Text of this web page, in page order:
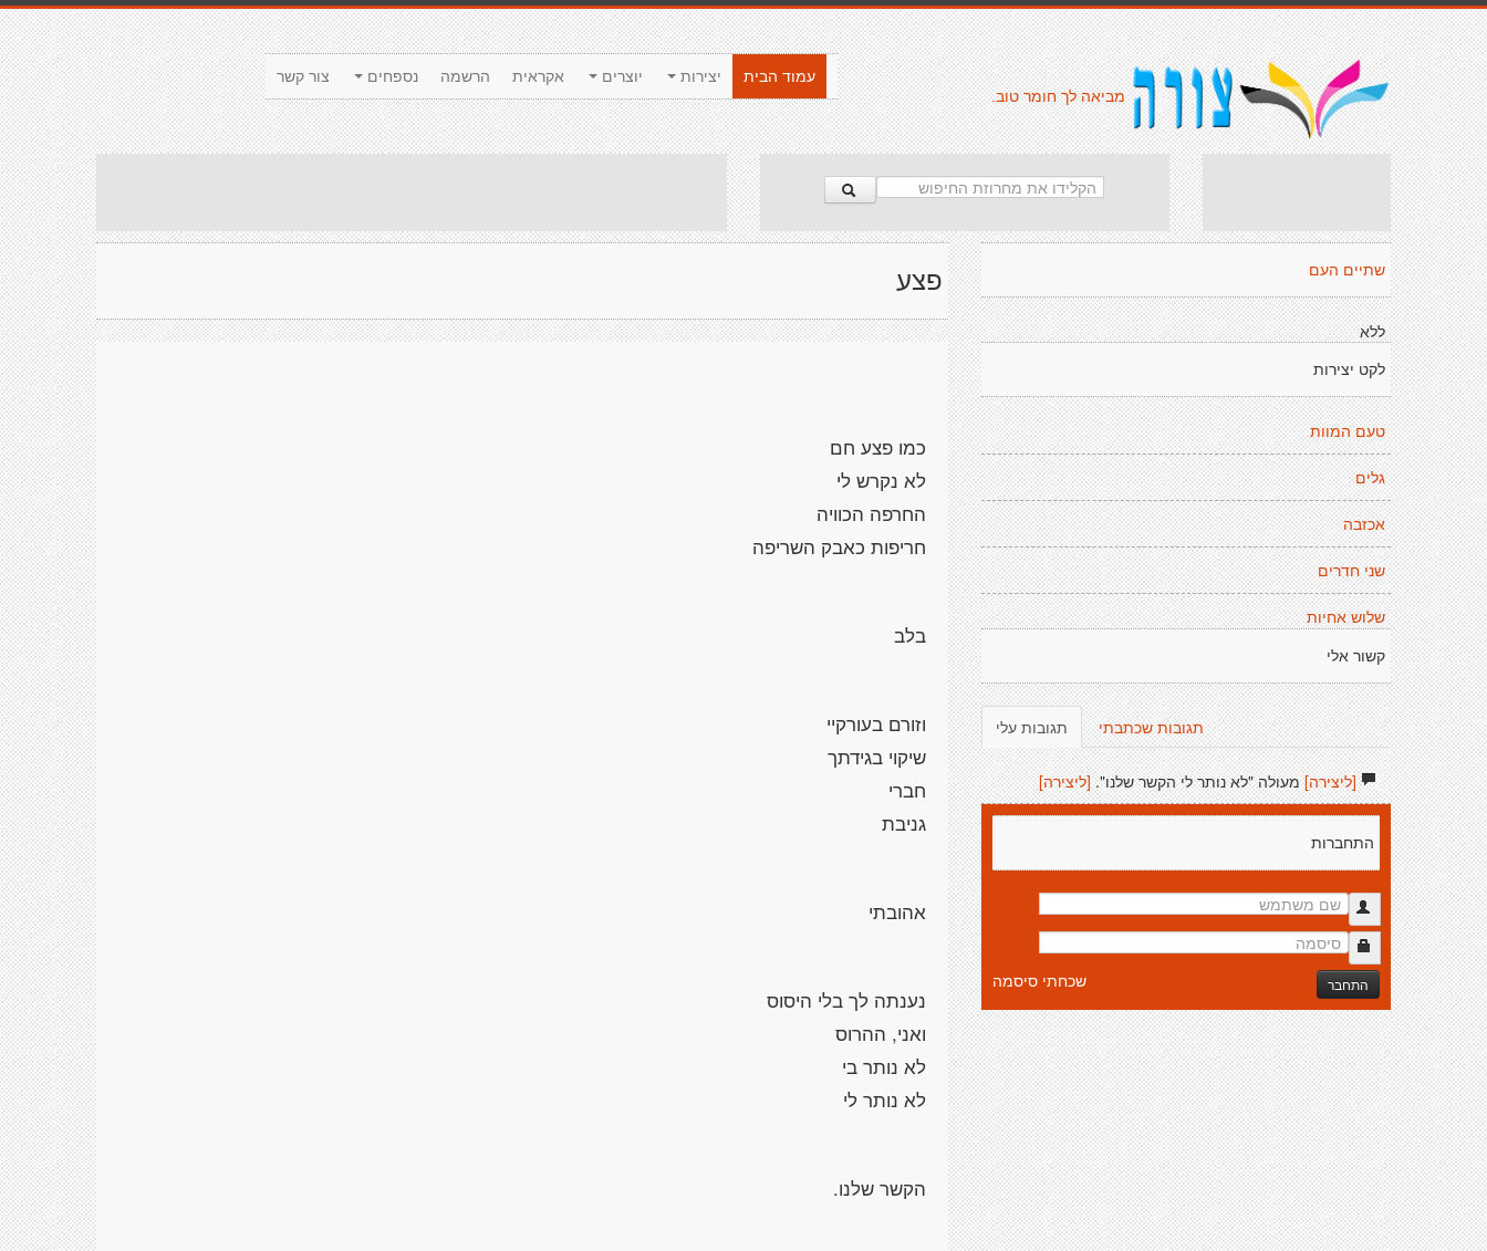
צור קשר נספחים הרשמה אקראית יוצרים יצירות
עמוד הבית
מביאה לך חומר טוב.
פצע
כמו פצע חם
לא נקרש לי
החרפה הכוויה
חריפות כאבק השריפה
בלב
וזורם בעורקיי
שיקוי בגידתך
חברי
גניבת
אהובתי
נענתה לך בלי היסוס
ואני, ההרוס
לא נותר בי
לא נותר לי
הקשר שלנו.
שתיים העם
ללא
לקט יצירות
טעם המוות
גלים
אכזבה
שני חדרים
שלוש אחיות
קשור אלי
תגובות עלי תגובות שכתבתי
[ליצירה]מעולה "לא נותר לי הקשר שלנו". [ליצירה]
התחברות
התחבר שכחתי סיסמה